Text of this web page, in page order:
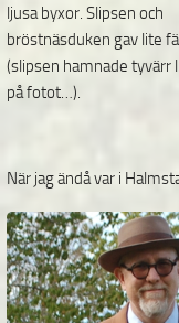
ljusa byxor. Slipsen och
bröstnäsduken gav lite
(slipsen hamnade tyvärr
på fotot…).
När jag ändå var i